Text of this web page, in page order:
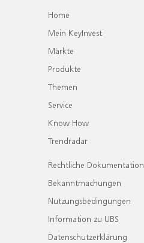
Home
Mein KeyInvest
Märkte
Produkte
Themen
Service
Know How
Trendradar
Rechtliche Dokumentation
Bekanntmachungen
Nutzungsbedingungen
Information zu UBS
Datenschutzerklärung